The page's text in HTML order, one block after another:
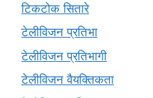
टिकटोक सितारे
टेलीविजन प्रतिभा
टेलीविजन प्रतिभागी
टेलीविजन वैयक्तिकता